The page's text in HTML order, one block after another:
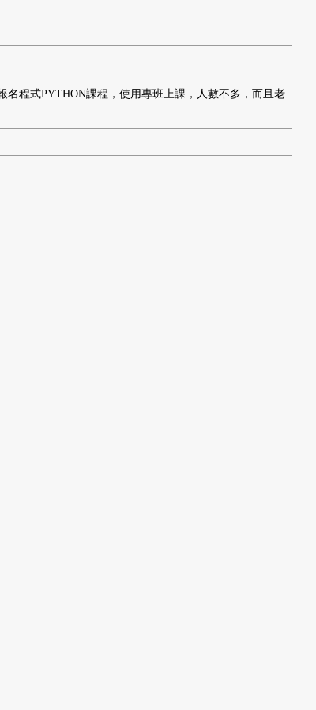
程式PYTHON課程，使用專班上課，人數不多，而且老